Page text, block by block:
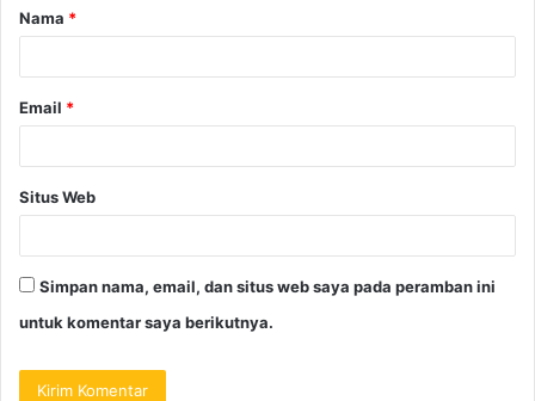
Nama *
Email *
Situs Web
Simpan nama, email, dan situs web saya pada peramban ini
untuk komentar saya berikutnya.